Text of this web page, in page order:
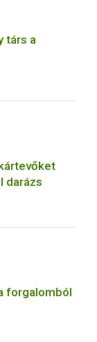
társ a
darázs
forgalomból